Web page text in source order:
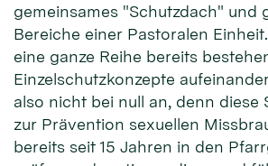
gemeinsames "Schutzdach" und
Bereiche einer Pastoralen
eine ganze Reihe bereits
Einzelschutzkonzepte
also nicht bei null an, denn diese
zur Prävention sexuellen
bereits seit 15 Jahren in den